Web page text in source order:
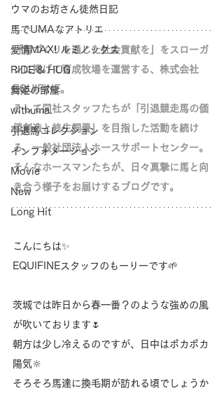
ウマのお坊さん徒然日記
馬でUMAなアトリエ
愛情MAX! ルミノックス
RIDE & HUG
舞姫の部屋
withuma.
引退馬コレクション
インフォメーション
Movie
New
Long Hit
「馬づくりを通じた社会貢献を」をスローガ
ンに掲げて育成牧場を運営する、株式会社
EQUIFINE。
そして同社スタッフたちが「 引退競走馬の価
値創造と終生飼養」を目指した活動を続け
る、一般社団法人ホースサポートセンター。
そんなホースマンたちが、日々真摯に馬と向
き合う様子をお届けするブログです。
こんにちは✨
EQUIFINEスタッフのもーりーです🌱
茨城では昨日から春一番？のような強めの風
が吹いております🌷
朝方は少し冷えるのですが、日中はポカポカ
陽気‪🔆‬
そろそろ馬達に換毛期が訪れる頃でしょうか